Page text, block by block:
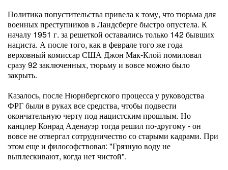
Политика попустительства привела к тому, что тюрьма для
военных преступников в Ландсберге быстро опустела. К
началу 1951 г. за решеткой оставались только 142 бывших
нациста. А после того, как в феврале того же года
верховный комиссар США Джон Мак-Клой помиловал
сразу 92 заключенных, тюрьму и вовсе можно было
закрыть.
Казалось, после Нюрнбергского процесса у руководства
ФРГ были в руках все средства, чтобы подвести
окончательную черту под нацистским прошлым. Но
канцлер Конрад Аденауэр тогда решил по-другому - он
вовсе не отвергал сотрудничество со старыми кадрами. При
этом еще и философствовал: "Грязную воду не
выплескивают, когда нет чистой".